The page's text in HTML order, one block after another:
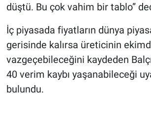
düştü. Bu çok vahim bir tablo”
İç piyasada fiyatların dünya
gerisinde kalırsa üreticinin
vazgeçebileceğini kaydeden
40 verim kaybı yaşanabileceği
bulundu.